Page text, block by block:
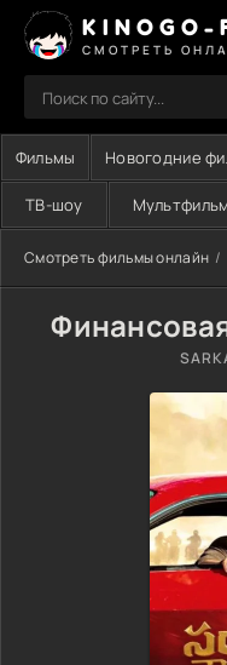
KINOGO-
СМОТРЕТЬ
Фильмы Новогодние
ТВ-шоу
Смотреть фильмы онлайн